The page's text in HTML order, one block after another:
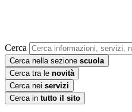
Cerca
Cerca nella sezione scuola
Cerca tra le novità
Cerca nei servizi
Cerca in tutto il sito